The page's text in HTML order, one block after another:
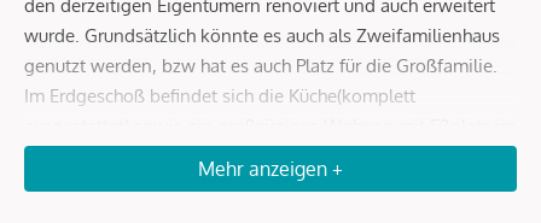
den derzeitigen Eigentümern renoviert und auch erweitert
wurde. Grundsätzlich könnte es auch als Zweifamilienhaus
genutzt werden, bzw hat es auch Platz für die Großfamilie.
Im Erdgeschoß befindet sich die Küche(komplett
Erker. Weiters gibt es einen großzügigen Fitneßbereich
sowie ein Gästezimmer mit Bad. Wunderschön ist der
Mehr anzeigen +